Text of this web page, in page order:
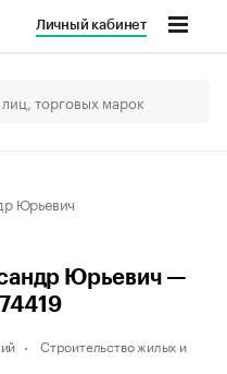
Личный кабинет
Юрьевич
Юрьевич —
Строительство жилых и